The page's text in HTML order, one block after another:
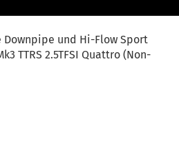
und Hi-Flow Sport
TTRS 2.5TFSI Quattro (Non-